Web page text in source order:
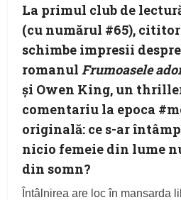
La primul club de
(cu numărul #65),
schimbe impresii despre
romanul Frumoasele
și Owen King, un
comentariu la epoca
originală: ce s-ar
nicio femeie din lume
din somn?
Întâlnirea are loc în mansarda